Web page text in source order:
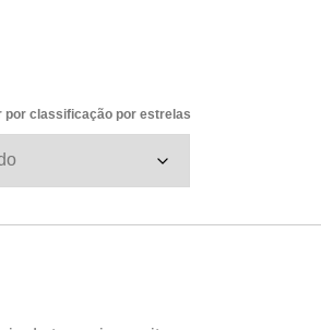
por classificação por estrelas